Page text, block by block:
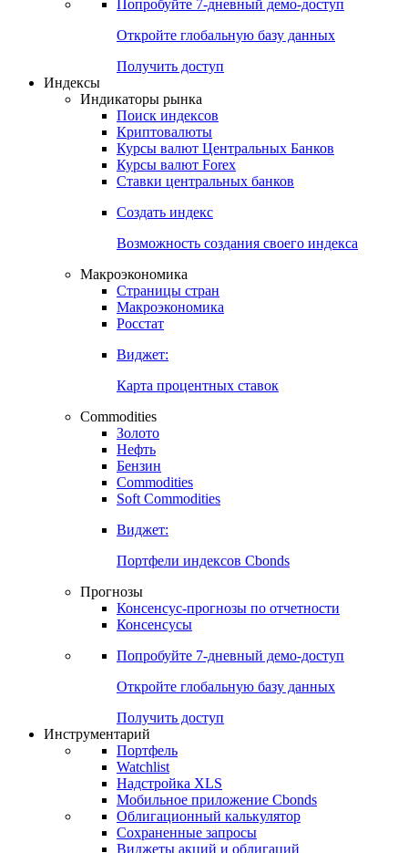
Попробуйте 7-дневный демо-доступ
Откройте глобальную базу данных
Получить доступ
Индексы
Индикаторы рынка
Поиск индексов
Криптовалюты
Курсы валют Центральных Банков
Курсы валют Forex
Ставки центральных банков
Создать индекс
Возможность создания своего индекса
Макроэкономика
Страницы стран
Макроэкономика
Росстат
Виджет:
Карта процентных ставок
Commodities
Золото
Нефть
Бензин
Commodities
Soft Commodities
Виджет:
Портфели индексов Cbonds
Прогнозы
Консенсус-прогнозы по отчетности
Консенсусы
Попробуйте 7-дневный демо-доступ
Откройте глобальную базу данных
Получить доступ
Инструментарий
Портфель
Watchlist
Надстройка XLS
Мобильное приложение Cbonds
Облигационный калькулятор
Сохраненные запросы
Виджеты акций и облигаций